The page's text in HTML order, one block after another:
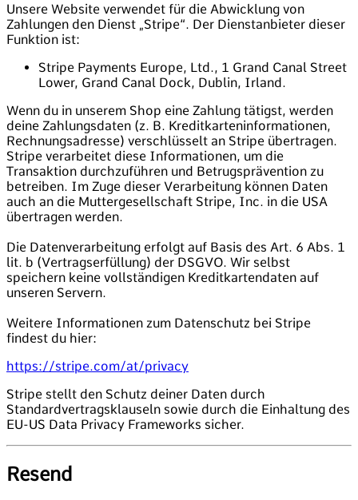
Unsere Website verwendet für die Abwicklung von
Zahlungen den Dienst „Stripe“. Der Dienstanbieter dieser
Funktion ist:
Stripe Payments Europe, Ltd., 1 Grand Canal Street
Lower, Grand Canal Dock, Dublin, Irland.
Wenn du in unserem Shop eine Zahlung tätigst, werden
deine Zahlungsdaten (z. B. Kreditkarteninformationen,
Rechnungsadresse) verschlüsselt an Stripe übertragen.
Stripe verarbeitet diese Informationen, um die
Transaktion durchzuführen und Betrugsprävention zu
betreiben. Im Zuge dieser Verarbeitung können Daten
auch an die Muttergesellschaft Stripe, Inc. in die USA
übertragen werden.
Die Datenverarbeitung erfolgt auf Basis des Art. 6 Abs. 1
lit. b (Vertragserfüllung) der DSGVO. Wir selbst
speichern keine vollständigen Kreditkartendaten auf
unseren Servern.
Weitere Informationen zum Datenschutz bei Stripe
findest du hier:
https://stripe.com/at/privacy
Stripe stellt den Schutz deiner Daten durch
Standardvertragsklauseln sowie durch die Einhaltung des
EU-US Data Privacy Frameworks sicher.
Resend